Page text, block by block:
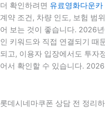
더 확인하려면 유료영화다운카
계약 조건, 차량 인도, 보험 범
어 보는 것이 좋습니다. 2026
인 키워드와 직접 연결되기 때
되고, 이용자 입장에서도 투자
어서 확인할 수 있습니다.
롯데시네마쿠폰 상담 전 정리